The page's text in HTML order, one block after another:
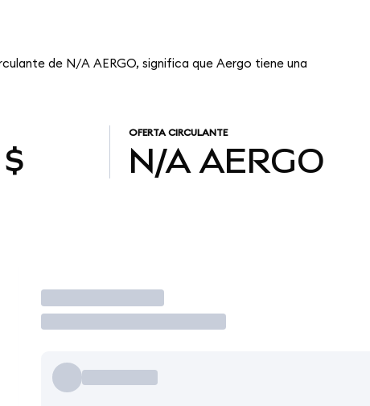
de N/A AERGO, significa que Aergo tiene una
OFERTA CIRCULANTE
N/A AERGO
Operar